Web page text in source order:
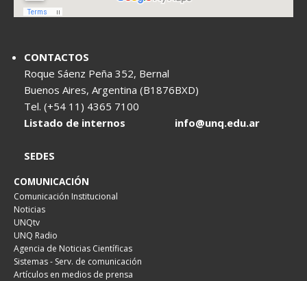
CONTACTOS
Roque Sáenz Peña 352, Bernal
Buenos Aires, Argentina (B1876BXD)
Tel. (+54 11) 4365 7100
Listado de internos
info@unq.edu.ar
SEDES
COMUNICACIÓN
Comunicación Institucional
Noticias
UNQtv
UNQ Radio
Agencia de Noticias Científicas
Sistemas - Serv. de comunicación
Artículos en medios de prensa